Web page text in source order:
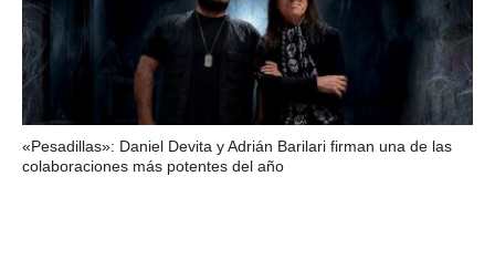
«Pesadillas»: Daniel Devita y Adrián Barilari firman una de las
colaboraciones más potentes del año